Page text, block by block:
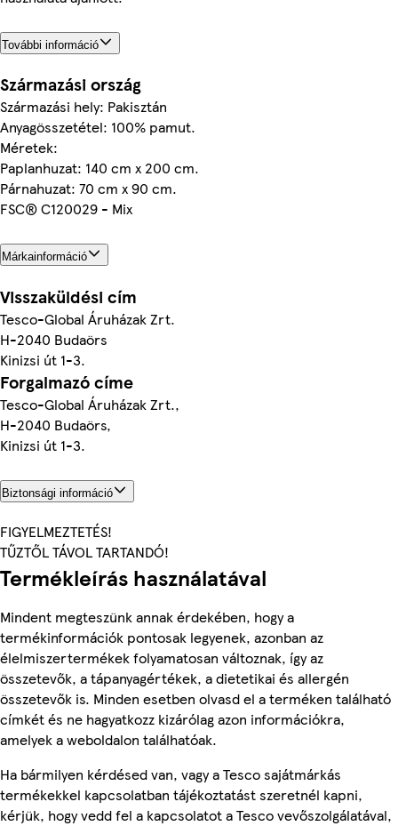
További információ
Származási ország
Származási hely: Pakisztán
Anyagösszetétel: 100% pamut.
Méretek:
Paplanhuzat: 140 cm x 200 cm.
Párnahuzat: 70 cm x 90 cm.
FSC® C120029 - Mix
Márkainformáció
Visszaküldési cím
Tesco-Global Áruházak Zrt.
H-2040 Budaörs
Kinizsi út 1-3.
Forgalmazó címe
Tesco-Global Áruházak Zrt.,
H-2040 Budaörs,
Kinizsi út 1-3.
Biztonsági információ
FIGYELMEZTETÉS!
TŰZTŐL TÁVOL TARTANDÓ!
Termékleírás használatával
Mindent megteszünk annak érdekében, hogy a
termékinformációk pontosak legyenek, azonban az
élelmiszertermékek folyamatosan változnak, így az
összetevők, a tápanyagértékek, a dietetikai és allergén
összetevők is. Minden esetben olvasd el a terméken található
címkét és ne hagyatkozz kizárólag azon információkra,
amelyek a weboldalon találhatóak.
Ha bármilyen kérdésed van, vagy a Tesco sajátmárkás
termékekkel kapcsolatban tájékoztatást szeretnél kapni,
kérjük, hogy vedd fel a kapcsolatot a Tesco vevőszolgálatával,